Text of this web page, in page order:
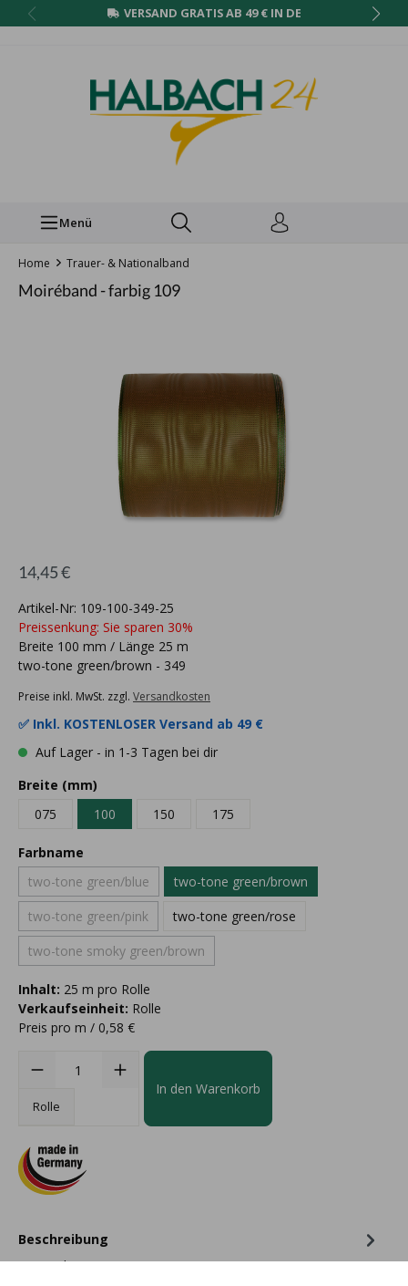
VERSAND GRATIS AB 49 € IN DE
Menü
Home Trauer- & Nationalband
Moiréband - farbig 109
14,45 €
Artikel-Nr: 109-100-349-25
Preissenkung: Sie sparen 30%
Breite 100 mm / Länge 25 m
two-tone green/brown - 349
Preise inkl. MwSt. zzgl. Versandkosten
✅ Inkl. KOSTENLOSER Versand ab 49 €
Auf Lager - in 1-3 Tagen bei dir
Breite (mm)
075
100 150 175
Farbname
two-tone green/blue
two-tone green/brown
two-tone green/pink
two-tone green/rose
two-tone smoky green/brown
Inhalt: 25 m pro Rolle
Verkaufseinheit: Rolle
Preis pro m / 0,58 €
Rolle
In den Warenkorb
Beschreibung
Materialzusammensetzung: 100% AcetatGo green! Weitere